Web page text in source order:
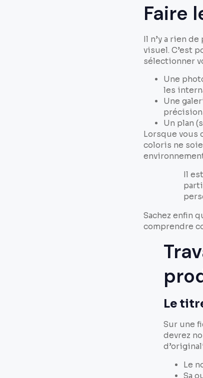
Faire
Il n’y a rien
visuel. C’est
sélectionner
Une
les
Une
Un plan
Lorsque vous
coloris ne
Il
Sachez enfin
comprendre
Le
Sur une
devrez
Le
Sa